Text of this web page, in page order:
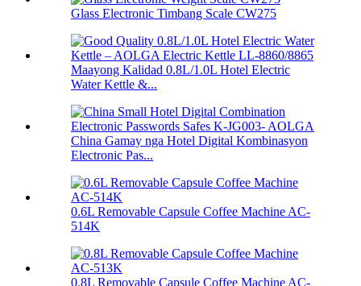
Glass Electronic Timbang Scale CW275
Maayong Kalidad 0.8L/1.0L Hotel Electric
Water Kettle &...
China Gamay nga Hotel Digital Kombinasyon
Electronic Pas...
0.6L Removable Capsule Coffee Machine AC-
514K
0.8L Removable Capsule Coffee Machine AC-